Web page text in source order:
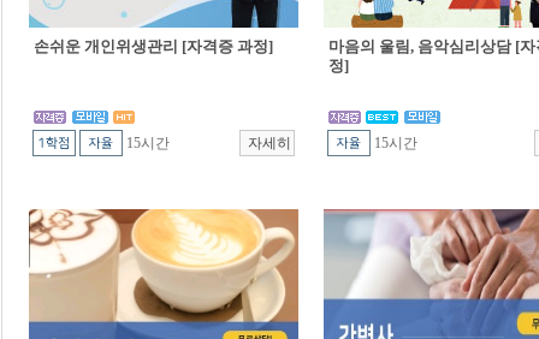
손쉬운 개인위생관리 [자격증 과정]
15시간
마음의 울림, 음악심리상담 [
정]
15시간